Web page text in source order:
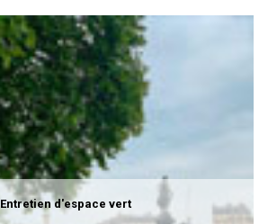
Entretien d'espace vert